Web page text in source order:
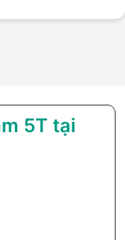
5T tại